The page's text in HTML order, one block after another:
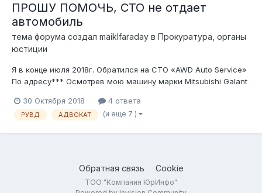
ПРОШУ ПОМОЧЬ, СТО не отдает
автомобиль
тема форума создал maiklfaraday в Прокуратура, органы
юстиции
Я в конце июля 2018г. Обратился на СТО «AWD Auto Service»
По адресу*** Осмотрев мою машину марки Mitsubishi Galant
ремонт, при этом взяв ключи и техпаспорт, якобы для
страховки при проверке со стороны правоохранительных
30 Октября 2018 4 ответа
РУВД АДВОКАТ (и еще 7 )
Обратная связь Cookie
ТОО "Компания ЮрИнфо"